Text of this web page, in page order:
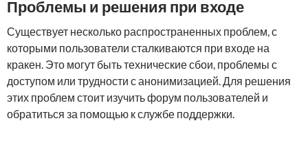
Проблемы и решения при входе
Существует несколько распространенных проблем, с
которыми пользователи сталкиваются при входе на
кракен. Это могут быть технические сбои, проблемы с
доступом или трудности с анонимизацией. Для решения
этих проблем стоит изучить форум пользователей и
обратиться за помощью к службе поддержки.